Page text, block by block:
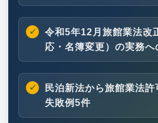
令和5年12月旅館業法改
応・名簿変更）の実務へ
民泊新法から旅館業法
失敗例5件